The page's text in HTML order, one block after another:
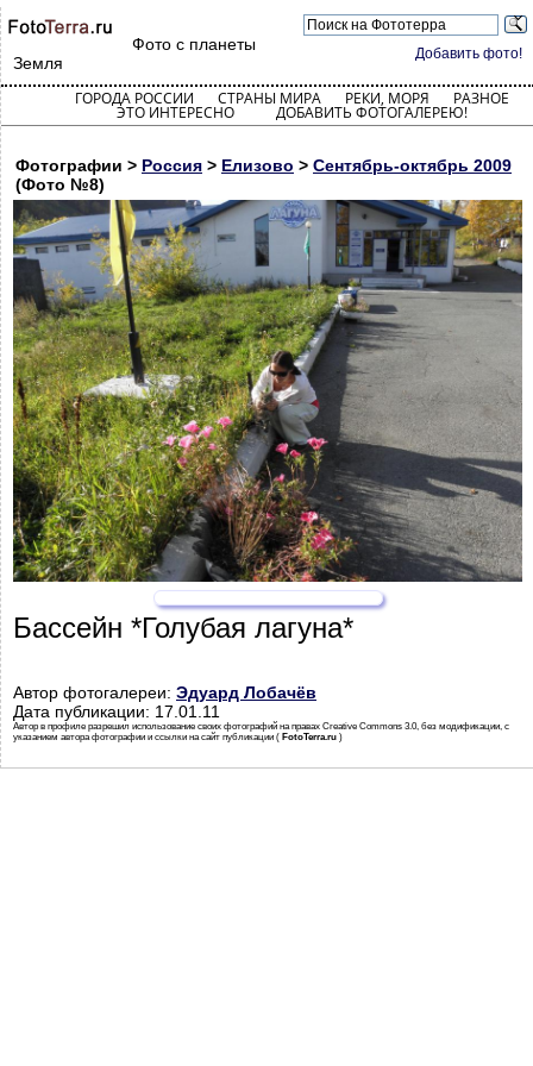
Добавить фото!
Фото с планеты
Земля
ГОРОДА РОССИИ СТРАНЫ МИРА РЕКИ, МОРЯ РАЗНОЕ
ЭТО ИНТЕРЕСНО ДОБАВИТЬ ФОТОГАЛЕРЕЮ!
Фотографии > Россия > Елизово > Сентябрь-октябрь 2009
(Фото №8)
Бассейн *Голубая лагуна*
Автор фотогалереи: Эдуард Лобачёв
Дата публикации: 17.01.11
Автор в профиле разрешил использование своих фотографий на правах Creative Commons 3.0, без модификации, с
указанием автора фотографии и ссылки на сайт публикации ( FotoTerra.ru )